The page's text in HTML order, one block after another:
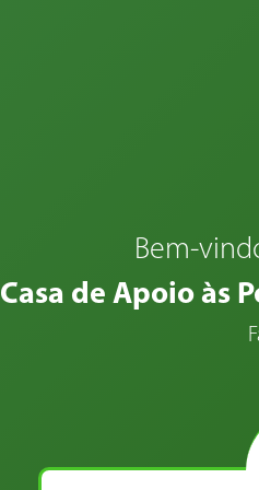
Bem-
Casa de Apoio às